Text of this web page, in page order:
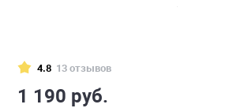
4.8 13 отзывов
1 190 руб.